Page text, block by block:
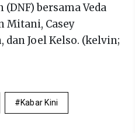
bersama Veda
Mitani, Casey
dan Joel Kelso. (kelvin;
Kabar Kini